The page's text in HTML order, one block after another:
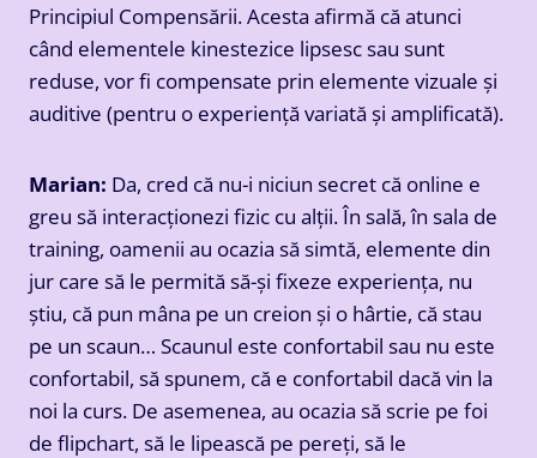
Principiul Compensării. Acesta afirmă că atunci
când elementele kinestezice lipsesc sau sunt
reduse, vor fi compensate prin elemente vizuale și
auditive (pentru o experiență variată și amplificată).
Marian: Da, cred că nu-i niciun secret că online e
greu să interacționezi fizic cu alții. În sală, în sala de
training, oamenii au ocazia să simtă, elemente din
jur care să le permită să-și fixeze experiența, nu
știu, că pun mâna pe un creion și o hârtie, că stau
pe un scaun… Scaunul este confortabil sau nu este
confortabil, să spunem, că e confortabil dacă vin la
noi la curs. De asemenea, au ocazia să scrie pe foi
de flipchart, să le lipească pe pereți, să le